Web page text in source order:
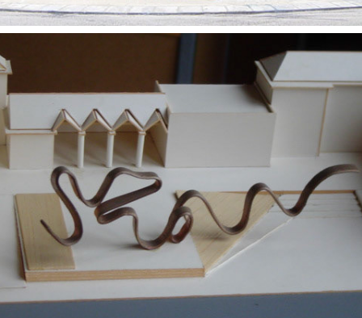
Beeldhouwwerk in de tuin van een zorgcentrum
2006